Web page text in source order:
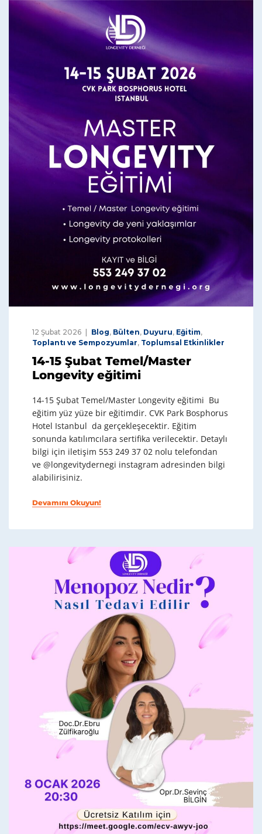
12 Şubat 2026 Blog, Bülten, Duyuru, Eğitim,
Toplantı ve Sempozyumlar, Toplumsal Etkinlikler
14-15 Şubat Temel/Master
Longevity eğitimi
14-15 Şubat Temel/Master Longevity eğitimi Bu
eğitim yüz yüze bir eğitimdir. CVK Park Bosphorus
Hotel Istanbul da gerçekleşecektir. Eğitim
sonunda katılımcılara sertifika verilecektir. Detaylı
bilgi için iletişim 553 249 37 02 nolu telefondan
ve @longevitydernegi instagram adresinden bilgi
alabilirisiniz.
Devamını Okuyun!